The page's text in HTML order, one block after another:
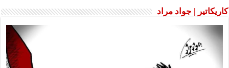
كاريكاتير | جواد مراد